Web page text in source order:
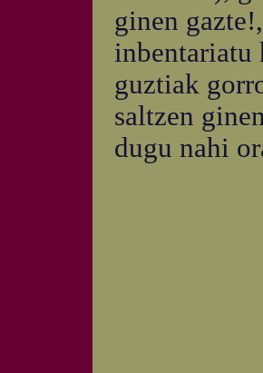
ginen
inbentariatu
guztiak
saltzen
dugu nahi